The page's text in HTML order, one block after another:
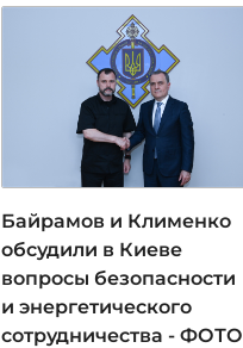
Байрамов и Клименко
обсудили в Киеве
вопросы безопасности
и энергетического
сотрудничества - ФОТО